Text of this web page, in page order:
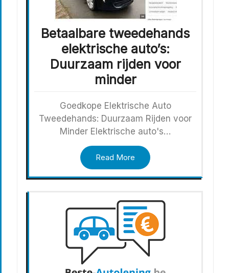
Betaalbare tweedehands
elektrische auto’s:
Duurzaam rijden voor
minder
Goedkope Elektrische Auto
Tweedehands: Duurzaam Rijden voor
Minder Elektrische auto's…
Read More